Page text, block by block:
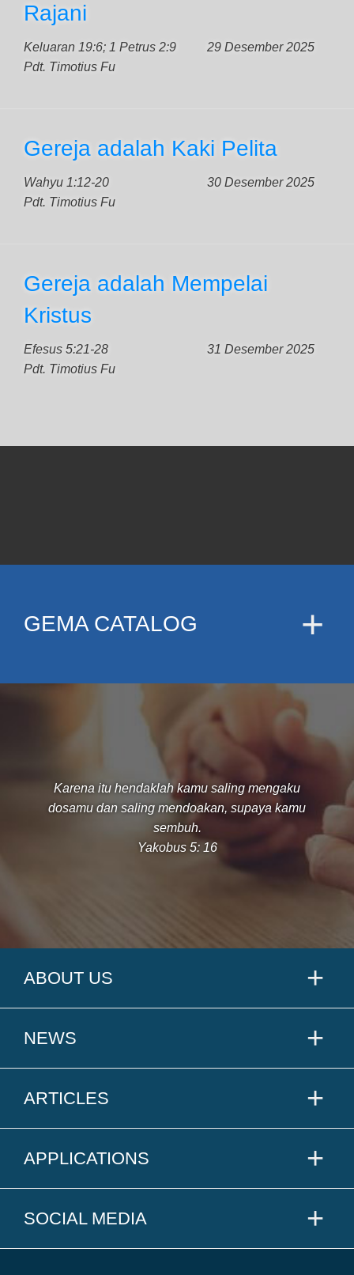
Rajani
Keluaran 19:6; 1 Petrus 2:9
29 Desember 2025
Pdt. Timotius Fu
Gereja adalah Kaki Pelita
Wahyu 1:12-20
30 Desember 2025
Pdt. Timotius Fu
Gereja adalah Mempelai
Kristus
Efesus 5:21-28
31 Desember 2025
Pdt. Timotius Fu
GEMA CATALOG
Karena itu hendaklah kamu saling mengaku
dosamu dan saling mendoakan, supaya kamu
sembuh.
Yakobus 5: 16
ABOUT US
NEWS
ARTICLES
APPLICATIONS
SOCIAL MEDIA